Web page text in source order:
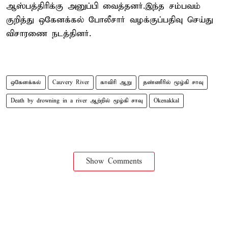
ஆஸ்பத்திரிக்கு அனுப்பி வைத்தனர்.இந்த சம்பவம்
குறித்து ஒகேனக்கல் போலீசார் வழக்குப்பதிவு செய்து
விசாரணை நடத்தினர்.
ஒகேனக்கல் Cauvery River காவிரி ஆறு தண்ணீரில் மூழ்கி சாவு
Death by drowning in a river ஆற்றில் மூழ்கி சாவு Okenakkal
Show Comments